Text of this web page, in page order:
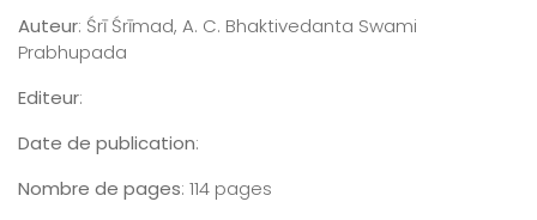
Auteur: Śrī Śrīmad, A. C. Bhaktivedanta Swami
Prabhupada
Editeur:
Date de publication:
Nombre de pages: 114 pages